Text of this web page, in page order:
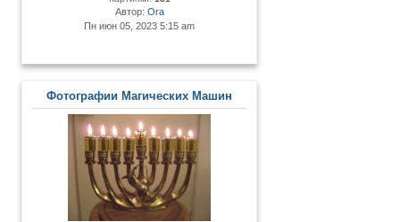
Автор: Ora
Пн июн 05, 2023 5:15 am
Фотографии Магических Машин